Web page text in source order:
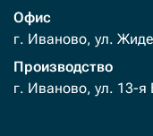
Офис
г. Иваново, ул.
Производство
г. Иваново, ул. 13-я